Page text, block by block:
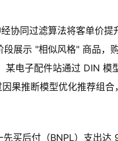
协同过滤算法将客单价
展示 "相似风格" 商品，
某电子配件站通过 DIN
果推断模型优化推荐组
买后付（BNPL）支出达